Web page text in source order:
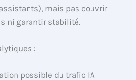
mais pas couvrir
ni garantir stabilité.
:
possible du trafic IA